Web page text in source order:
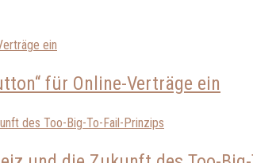
für Online-Verträge ein